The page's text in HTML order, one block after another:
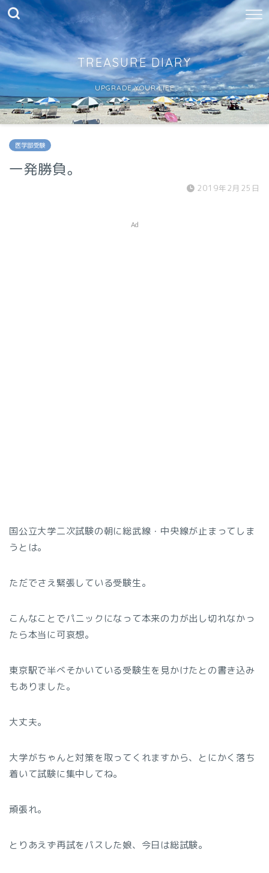
TREASURE DIARY
UPGRADE YOUR LIFE
医学部受験
一発勝負。
2019年2月25日
Ad
国公立大学二次試験の朝に総武線・中央線が止まってしま
うとは。
ただでさえ緊張している受験生。
こんなことでパニックになって本来の力が出し切れなかっ
たら本当に可哀想。
東京駅で半べそかいている受験生を見かけたとの書き込み
もありました。
大丈夫。
大学がちゃんと対策を取ってくれますから、とにかく落ち
着いて試験に集中してね。
頑張れ。
とりあえず再試をパスした娘、今日は総試験。